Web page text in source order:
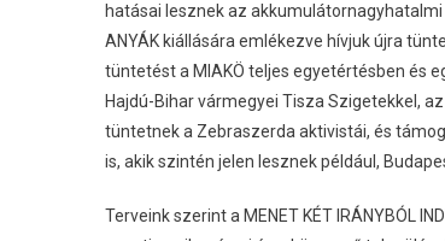
hatásai lesznek az
ANYÁK kiállására emlékezve hívjuk újra
tüntetést a MIAKÖ teljes egyetértésben és
Hajdú-Bihar vármegyei Tisza Szigetekkel,
tüntetnek a Zebraszerda aktivistái, és
is, akik szintén jelen lesznek például,
Terveink szerint a MENET KÉT IRÁNYBÓL